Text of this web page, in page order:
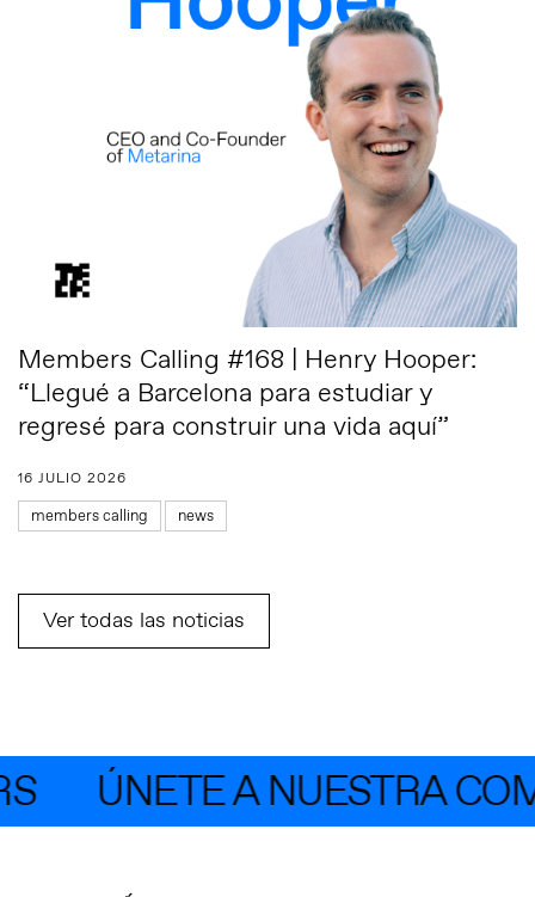
Members Calling #168 | Henry Hooper:
“Llegué a Barcelona para estudiar y
regresé para construir una vida aquí”
16 JULIO 2026
members calling news
Ver todas las noticias
ÚNETE A NUESTRA